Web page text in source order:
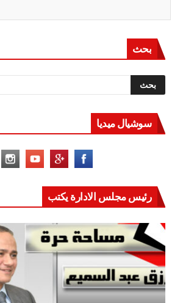
بحث
سوشيال ميديا
رئيس مجلس الادارة يكتب